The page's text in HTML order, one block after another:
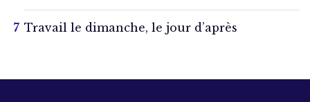
Travail le dimanche, le jour d’après